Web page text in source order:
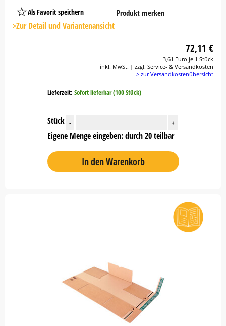
Als Favorit speichern
Platzhalter
Button
Produkt merken
>Zur Detail und Variantenansicht
72,11 €
3,61 Euro je 1 Stück
inkl. MwSt. | zzgl. Service- & Versandkosten
> zur Versandkostenübersicht
Lieferzeit: Sofort lieferbar (100 Stück)
Stück - +
Eigene Menge eingeben: durch 20 teilbar
In den Warenkorb